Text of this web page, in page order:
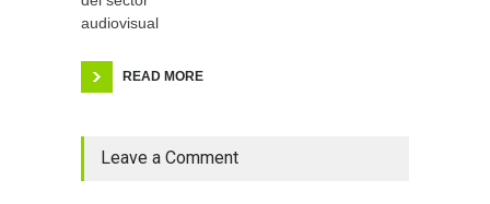
audiovisual
READ MORE
Leave a Comment